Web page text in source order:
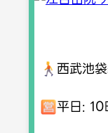
西武池
平日: